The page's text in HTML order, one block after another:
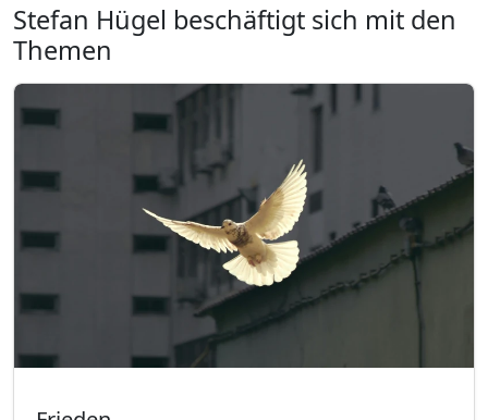
Stefan Hügel beschäftigt sich mit den
Themen